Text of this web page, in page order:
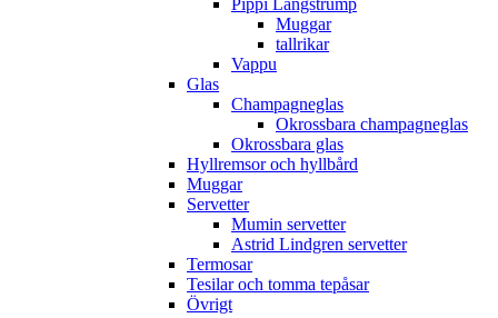
Pippi Långstrump
Muggar
tallrikar
Vappu
Glas
Champagneglas
Okrossbara champagneglas
Okrossbara glas
Hyllremsor och hyllbård
Muggar
Servetter
Mumin servetter
Astrid Lindgren servetter
Termosar
Tesilar och tomma tepåsar
Övrigt